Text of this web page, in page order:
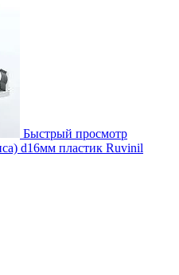
Быстрый просмотр
d16мм пластик Ruvinil